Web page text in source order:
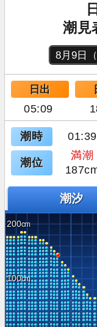
潮見
日出
05:09
潮時 01:39
潮位
満潮
潮汐
200
100